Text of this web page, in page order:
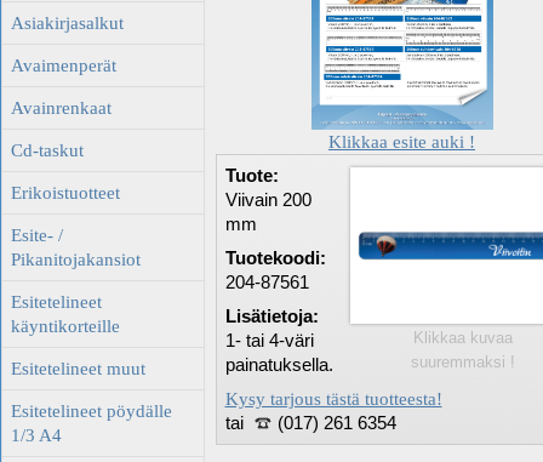
Asiakirjasalkut
Avaimenperät
Avainrenkaat
Cd-taskut
Erikoistuotteet
Esite- /
Pikanitojakansiot
Esitetelineet
käyntikorteille
Esitetelineet muut
Esitetelineet pöydälle
1/3 A4
Klikkaa esite auki !
Tuote:
Viivain 200
mm
Klikkaa kuvaa
suuremmaksi !
Tuotekoodi:
204-87561
Lisätietoja:
1- tai 4-väri
painatuksella.
Kysy tarjous tästä tuotteesta!
tai (017) 261 6354